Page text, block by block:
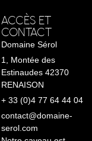
ACCÈS ET
CONTACT
Domaine Sérol
1, Montée des
Estinaudes 42370
RENAISON
+ 33 (0)4 77 64 44 04
contact@domaine-
serol.com